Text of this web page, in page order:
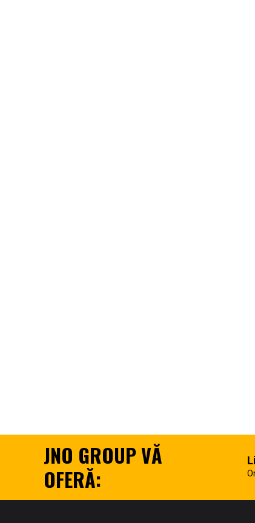
JNO GROUP VĂ
OFERĂ: